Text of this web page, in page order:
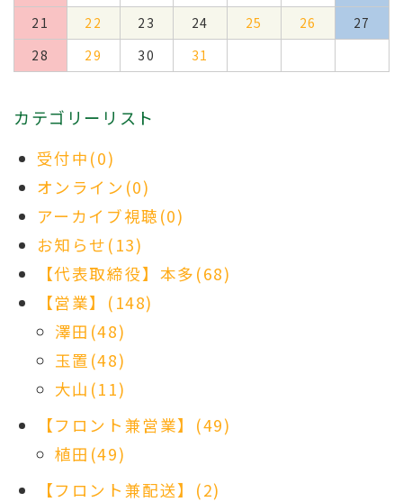
21
22 23 24 25 26
27
28
29 30 31
カテゴリーリスト
受付中(0)
オンライン(0)
アーカイブ視聴(0)
お知らせ(13)
【代表取締役】本多(68)
【営業】(148)
澤田(48)
玉置(48)
大山(11)
【フロント兼営業】(49)
植田(49)
【フロント兼配送】(2)